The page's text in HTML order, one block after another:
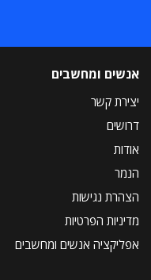
אנשים ומחשבים
יצירת קשר
דרושים
אודות
הנמר
הצהרת נגישות
מדיניות הפרטיות
אפליקציה אנשים ומחשבים